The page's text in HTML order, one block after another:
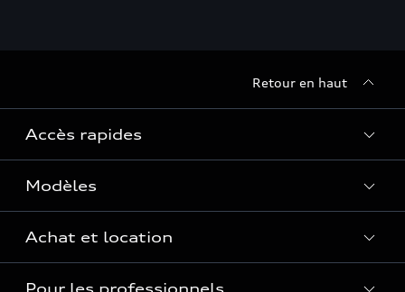
Retour en haut
Accès rapides
Quelle Audi me correspond ?
Tous les modèles
Recherche de véhicules neufs
Modèles
Électrique
Achat et location
Pour les professionnels